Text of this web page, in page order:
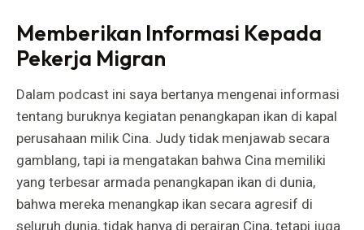
Memberikan Informasi Kepada
Pekerja Migran
Dalam podcast ini saya bertanya mengenai informasi
tentang buruknya kegiatan penangkapan ikan di kapal
perusahaan milik Cina. Judy tidak menjawab secara
gamblang, tapi ia mengatakan bahwa Cina memiliki
yang terbesar armada penangkapan ikan di dunia,
bahwa mereka menangkap ikan secara agresif di